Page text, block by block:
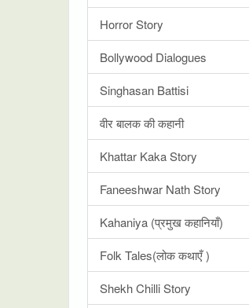
Horror Story
Bollywood Dialogues
Singhasan Battisi
वीर बालक की कहानी
Khattar Kaka Story
Faneeshwar Nath Story
Kahaniya (प्रमुख कहानियाँ)
Folk Tales(लोक कथाएँ )
Shekh Chilli Story